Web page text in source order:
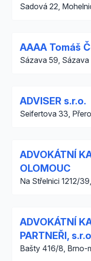
Sadová 22,
AAAA Tomáš
Sázava 59, Sázava
ADVISER s.r.o.
Seifertova 33,
ADVOKÁTNÍ
OLOMOUC
Na Střelnici 1212/
ADVOKÁTNÍ
PARTNEŘI,
Bašty 416/8, Brno-